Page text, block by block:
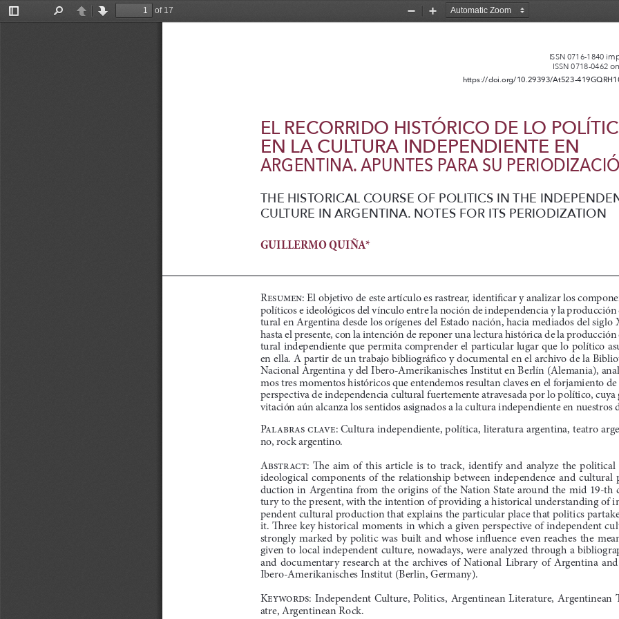
Toggle
PreviousNext
of 17
Zoom
Zoom
ISSN 0716-1840
ISSN 0718-0462
https://doi.org/10.29393/At523-
EL RECORRIDO HISTÓRICO DE LO
EN LA CULTURA INDEPENDIENTE EN
ARGENTINA. APUNTES PARA SU
THE HISTORICAL COURSE OF POLITICS IN THE
CULTURE IN ARGENTINA. NOTES FOR ITS PERIODIZATION
GUILLERMO QUIÑA*
Resumen: El objetivo de este artículo es rastrear, identifi car y analizar los
políticos e ideológicos del vínculo entre la noción de independencia y la producción
tural en Argentina desde los orígenes del Estado nación, hacia mediados del siglo
hasta el presente, con la intención de reponer una lectura histórica de la producción
tural independiente que permita comprender el particular lugar que lo político
en ella. A partir de un trabajo bibliográfi co y documental en el archivo de la
Nacional Argentina y del Ibero-Amerikanisches Institut en Berlín (Alemania),
mos tres momentos históricos que entendemos resultan claves en el forjamiento de
perspectiva de independencia cultural fuertemente atravesada por lo político, cuya
vitación aún alcanza los sentidos asignados a la cultura independiente en nuestros
Palabras clave: Cultura independiente, política, literatura argentina, teatro
no, rock argentino.
Abstract: Th   e  aim  of  this  article  is  to  track,  identify  and  analyze  the  political
ideological  components  of  the  relationship  between  independence  and  cultural
duction in Argentina from the origins of the Nation State around the mid 19-th
tury to the present, with the intention of providing a historical understanding of
pendent cultural production that explains the particular place that politics
it. Th  ree key historical moments in which a given perspective of independent
strongly  marked  by  politic  was  built  and  whose  infl  uence  even  reaches  the
given to local independent culture, nowadays, were analyzed through a
and  documentary  research  at  the  archives  of  National  Library  of  Argentina
Ibero-Amerikanisches Institut (Berlin, Germany).
Keywords:  Independent  Culture,  Politics,  Argentinean  Literature,  Argentinean
atre, Argentinean Rock.